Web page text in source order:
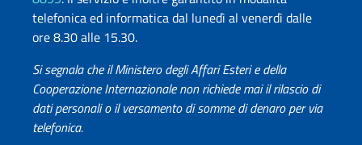
telefonica ed informatica dal lunedì al venerdì dalle
ore 8.30 alle 15.30.
Si segnala che il Ministero degli Affari Esteri e della
Cooperazione Internazionale non richiede mai il rilascio di
dati personali o il versamento di somme di denaro per via
telefonica.